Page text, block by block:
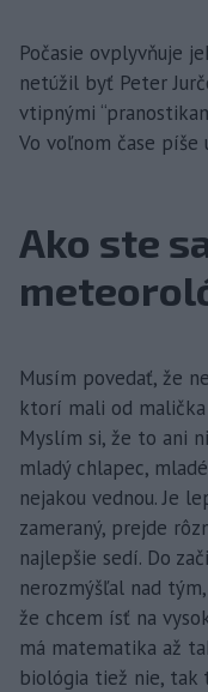
Počasie ovplyvňuje
netúžil byť Peter
vtipnými
Vo voľnom čase píše
Ako ste
Musím povedať, že
ktorí mali od
Myslím si, že to ani
mladý chlapec,
nejakou vednou. Je
zameraný, prejde
najlepšie sedí. Do
nerozmýšľal nad
že chcem ísť na
má matematika až
biológia tiež nie, tak